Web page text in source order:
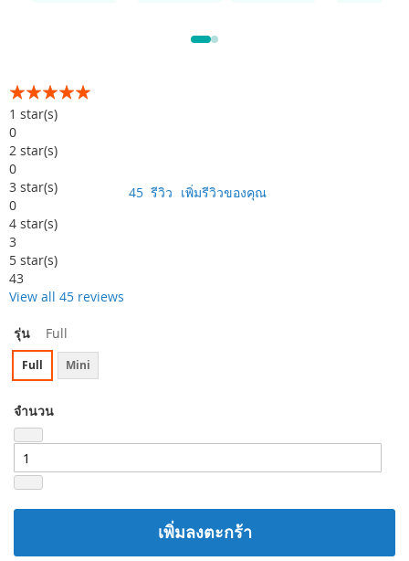
อันดับ:
99% of100
1 star(s)
0
2 star(s)
0
3 star(s)
0
4 star(s)
3
5 star(s)
43
View all 45 reviews
45 รีวิว เพิ่มรีวิวของคุณ
รุ่น Full
Full Mini
จำนวน
เพิ่มลงตะกร้า